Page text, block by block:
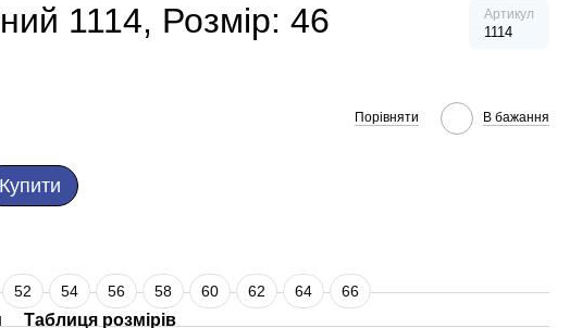
1114, Розмір: 46 Артикул
1114
Порівняти В бажання
Купити
52 54 56 58 60 62 64 66
Таблиця розмірів